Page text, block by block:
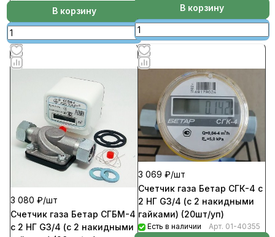
В корзину В корзину
3 080 ₽/шт
Счетчик газа Бетар СГБМ-4
с 2 НГ G3/4 (с 2 накидными
3 069 ₽/шт
Счетчик газа Бетар СГК-4 с
2 НГ G3/4 (с 2 накидными
гайками) (20шт/уп)
Есть в наличии Арт. 01-40355